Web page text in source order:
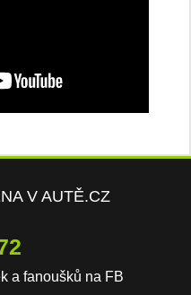
V AUTĚ.CZ
a fanoušků na FB